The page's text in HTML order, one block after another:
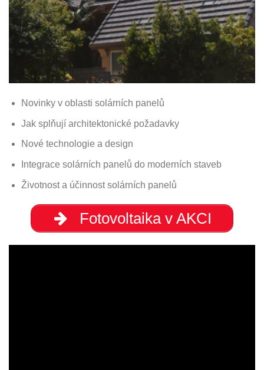
Novinky v oblasti solárních panelů
Jak splňují architektonické požadavky
Nové technologie a design
Integrace solárních panelů do moderních staveb
Životnost a účinnost solárních panelů
Fotovoltaika v AKCI